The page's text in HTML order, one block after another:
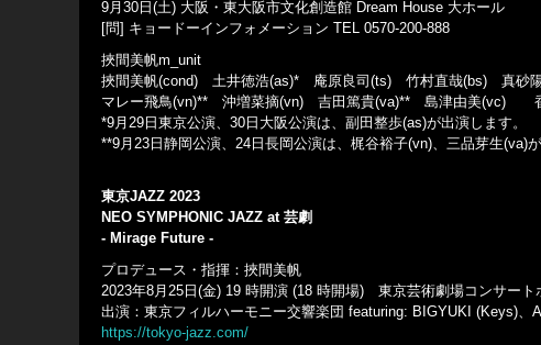
9月30日(土) 大阪・東大阪市文化創造館 Dream House 大ホール
[問] キョードーインフォメーション TEL 0570-200-888
挾間美帆m_unit
挾間美帆(cond) 土井徳浩(as)* 庵原良司(ts) 竹村直哉(bs) 真砂
マレー飛鳥(vn)** 沖増菜摘(vn) 吉田篤貴(va)** 島津由美(vc)
*9月29日東京公演、30日大阪公演は、副田整歩(as)が出演します。
**9月23日静岡公演、24日長岡公演は、梶谷裕子(vn)、三品芽生(va)が
東京JAZZ 2023
NEO SYMPHONIC JAZZ at 芸劇
- Mirage Future -
プロデュース・指揮：挾間美帆
2023年8月25日(金) 19 時開演 (18 時開場) 東京芸術劇場コンサート
出演：東京フィルハーモニー交響楽団 featuring: BIGYUKI (Keys)
https://tokyo-jazz.com/